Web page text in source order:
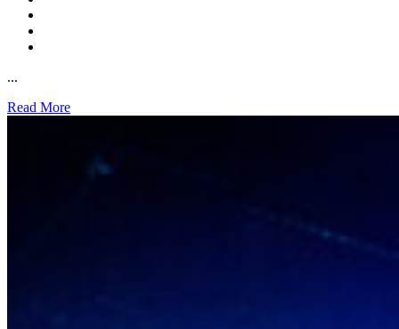
...
Read More